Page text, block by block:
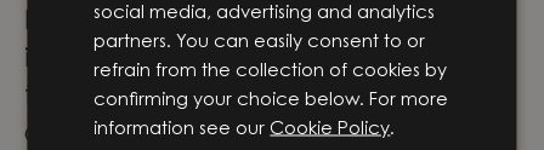
Europas ledande strategiska partners
inom produkt- och digital
tjänsteutveckling – hur häftigt är inte
det?
social media, advertising and analytics
partners. You can easily consent to or
refrain from the collection of cookies by
confirming your choice below. For more
information see our Cookie Policy.